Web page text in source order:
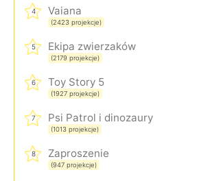
4 Vaiana
(2423 projekcje)
5 Ekipa zwierzaków
(2179 projekcje)
6 Toy Story 5
(1927 projekcje)
7 Psi Patrol i dinozaury
(1013 projekcje)
8 Zaproszenie
(947 projekcje)